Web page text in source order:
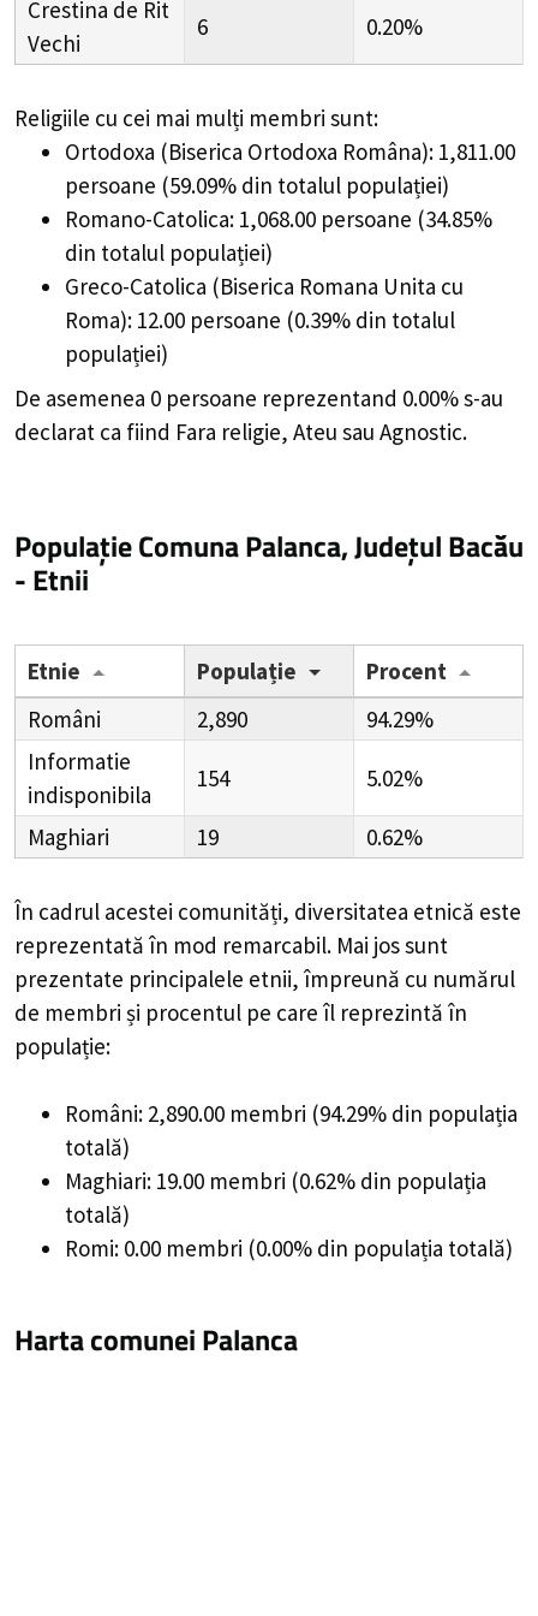
Crestina de Rit
Vechi
6 0.20%
Religiile cu cei mai mulți membri sunt:
Ortodoxa (Biserica Ortodoxa Româna): 1,811.00
persoane (59.09% din totalul populației)
Romano-Catolica: 1,068.00 persoane (34.85%
din totalul populației)
Greco-Catolica (Biserica Romana Unita cu
Roma): 12.00 persoane (0.39% din totalul
populației)
De asemenea 0 persoane reprezentand 0.00% s-au
declarat ca fiind Fara religie, Ateu sau Agnostic.
Populație Comuna Palanca, Județul Bacău
- Etnii
Etnie Populație
Procent
Români
2,890
94.29%
Informatie
indisponibila
154 5.02%
Maghiari 19 0.62%
În cadrul acestei comunități, diversitatea etnică este
reprezentată în mod remarcabil. Mai jos sunt
prezentate principalele etnii, împreună cu numărul
de membri și procentul pe care îl reprezintă în
populație:
Români: 2,890.00 membri (94.29% din populația
totală)
Maghiari: 19.00 membri (0.62% din populația
totală)
Romi: 0.00 membri (0.00% din populația totală)
Harta comunei Palanca